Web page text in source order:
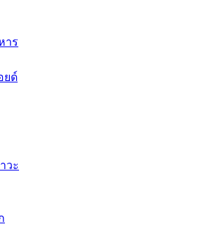
าร
ยด์
วะ